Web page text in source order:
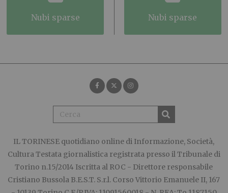
nubi sparse nubi sparse
IL TORINESE quotidiano online di Informazione, Società,
Cultura Testata giornalistica registrata presso il Tribunale di
Torino n.15/2014 Iscritta al ROC - Direttore responsabile
Cristiano Bussola B.E.S.T. S.r.l. Corso Vittorio Emanuele II, 167